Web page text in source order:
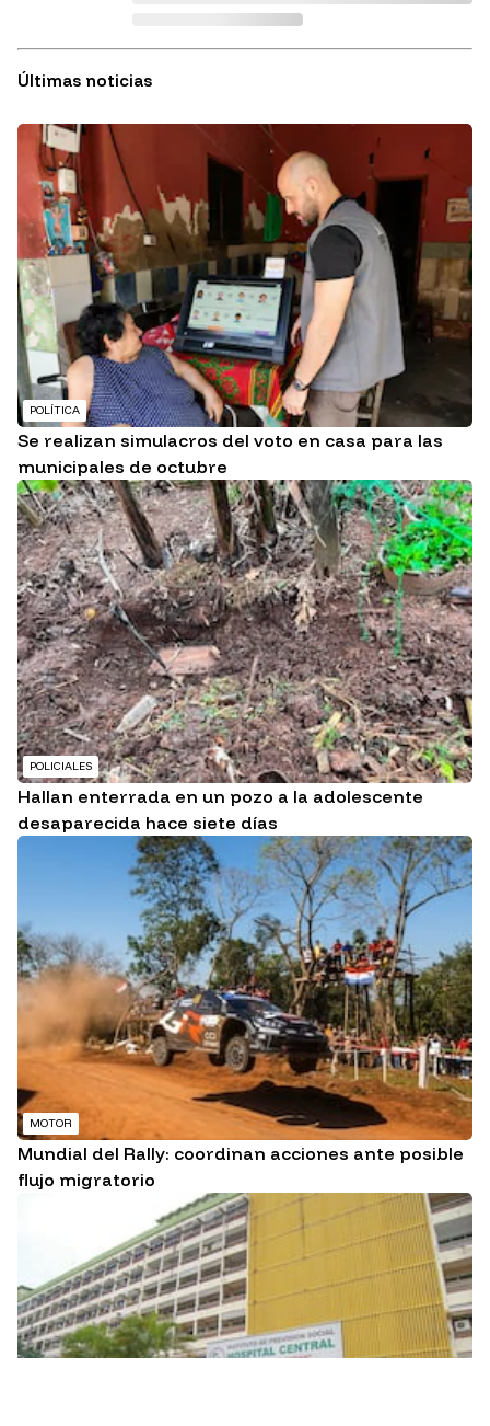
Últimas noticias
POLÍTICA
Se realizan simulacros del voto en casa para las
municipales de octubre
POLICIALES
Hallan enterrada en un pozo a la adolescente
desaparecida hace siete días
MOTOR
Mundial del Rally: coordinan acciones ante posible
flujo migratorio